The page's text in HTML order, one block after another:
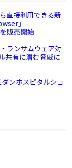
直接利用できる新
」
販売開始
ランサムウェア対
共有に潜む脅威に
ンホスピタルショ